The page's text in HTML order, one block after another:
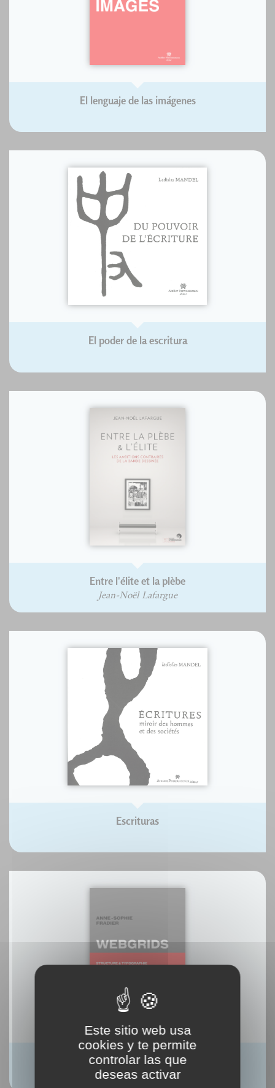
El lenguaje de las imágenes
El poder de la escritura
Entre l'élite et la plèbe
Jean-Noël Lafargue
Escrituras
Grilles et macro-typographie de la page Web.
Anne-Sophie Fradier
Este sitio web usa
cookies y te permite
controlar las que
deseas activar